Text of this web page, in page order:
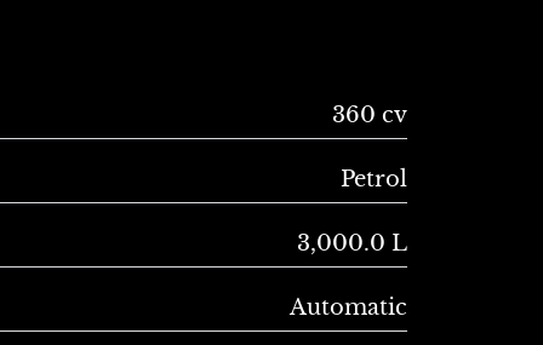
360 cv
Petrol
3,000.0 L
Automatic